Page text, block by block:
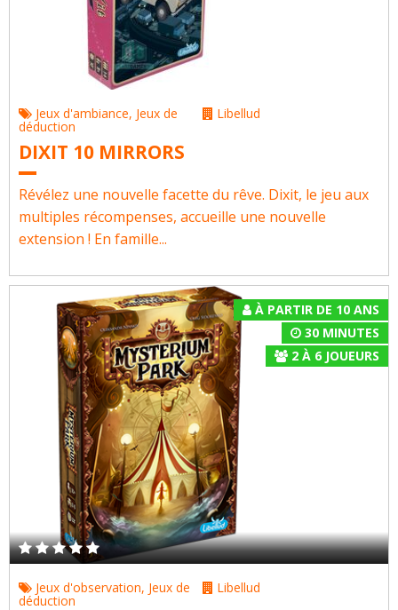
Jeux d'ambiance, Jeux de
déduction
Libellud
DIXIT 10 MIRRORS
Révélez une nouvelle facette du rêve. Dixit, le jeu aux
multiples récompenses, accueille une nouvelle
extension ! En famille...
À PARTIR DE 10 ANS
30 MINUTES
2À 6JOUEURS
Jeux d'observation, Jeux de
déduction
Libellud